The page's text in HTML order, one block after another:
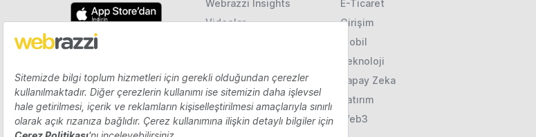
Webrazzi Insights
Videolar
E-Ticaret
Girişim
Mobil
Teknoloji
Yapay Zeka
Yatırım
Web3